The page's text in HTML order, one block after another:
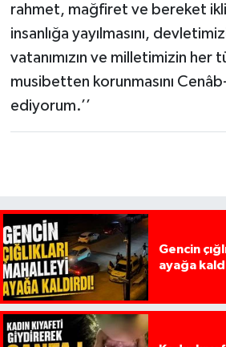
rahmet, mağfiret ve bereket
insanlığa yayılmasını,
vatanımızın ve milletimizin her
musibetten korunmasını
ediyorum.’’
Gencin
ayağa